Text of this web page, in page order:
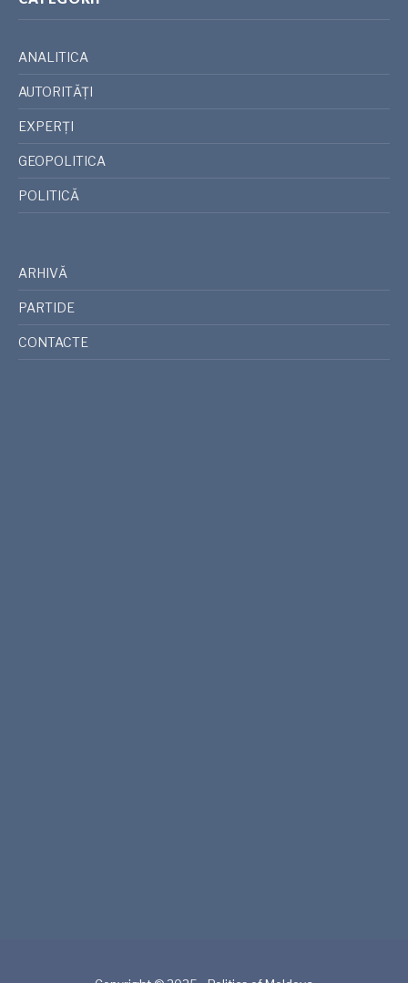
ANALITICA
AUTORITĂȚI
EXPERȚI
GEOPOLITICA
POLITICĂ
ARHIVĂ
PARTIDE
CONTACTE